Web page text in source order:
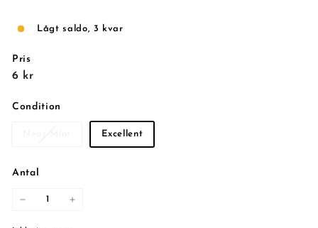
Lågt saldo, 3 kvar
Pris
Reguljärt
6 kr6
Condition
Excellent
Antal